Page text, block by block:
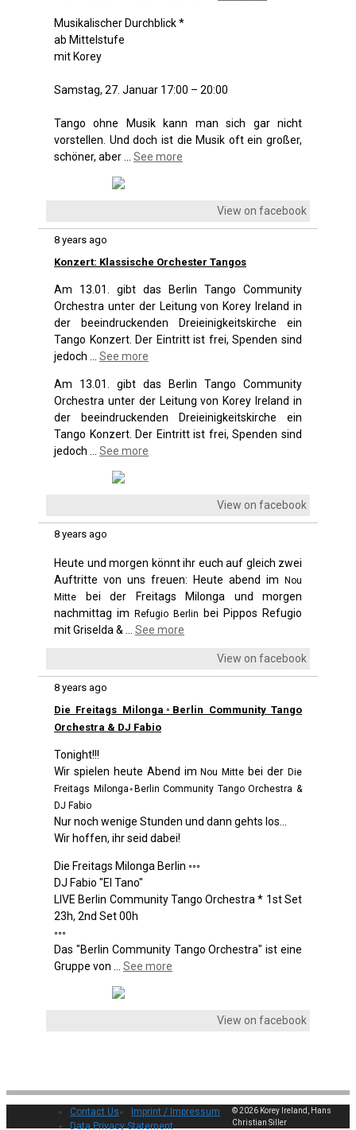
Musikalischer Durchblick *
ab Mittelstufe
mit Korey
Samstag, 27. Januar 17:00 – 20:00
Tango ohne Musik kann man sich gar nicht
vorstellen. Und doch ist die Musik oft ein großer,
schöner, aber
See more
View on facebook
8 years ago
Konzert: Klassische Orchester Tangos
Am 13.01. gibt das Berlin Tango Community
Orchestra unter der Leitung von Korey Ireland in
der beeindruckenden Dreieinigkeitskirche ein
Tango Konzert. Der Eintritt ist frei, Spenden sind
jedoch
See more
Am 13.01. gibt das Berlin Tango Community
Orchestra unter der Leitung von Korey Ireland in
der beeindruckenden Dreieinigkeitskirche ein
Tango Konzert. Der Eintritt ist frei, Spenden sind
jedoch
See more
View on facebook
8 years ago
Heute und morgen könnt ihr euch auf gleich zwei
Auftritte von uns freuen: Heute abend im
Nou
Mitte bei der Freitags Milonga und morgen
nachmittag im
Refugio Berlin
bei Pippos Refugio
mit Griselda &
See more
View on facebook
8 years ago
Die Freitags Milonga◦Berlin Community Tango
Orchestra & DJ Fabio
Tonight!!!
Wir spielen heute Abend imNou Mitte bei derDie
Freitags Milonga◦Berlin Community Tango Orchestra &
DJ Fabio
Nur noch wenige Stunden und dann gehts los...
Wir hoffen, ihr seid dabei!
Die Freitags Milonga Berlin ◦◦◦
DJ Fabio "El Tano"
LIVE Berlin Community Tango Orchestra * 1st Set
23h, 2nd Set 00h
◦◦◦
Das "Berlin Community Tango Orchestra" ist eine
Gruppe von
See more
View on facebook
Contact Us
Imprint / Impressum
Data Privacy Statement
© 2026 Korey Ireland, Hans
Christian Siller